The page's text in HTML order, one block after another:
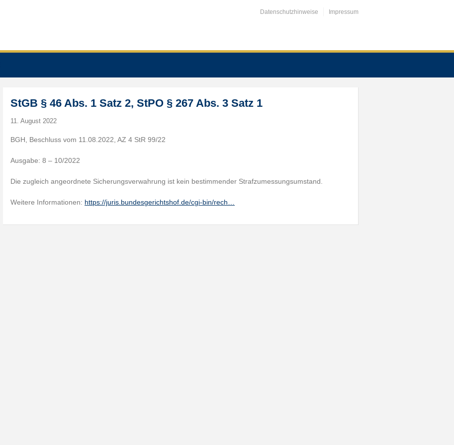
Datenschutzhinweise Impressum
StGB § 46 Abs. 1 Satz 2, StPO § 267 Abs. 3 Satz 1
11. August 2022
BGH, Beschluss vom 11.08.2022, AZ 4 StR 99/22
Ausgabe: 8 – 10/2022
Die zugleich angeordnete Sicherungsverwahrung ist kein bestimmender Strafzumessungsumstand.
Weitere Informationen: https://juris.bundesgerichtshof.de/cgi-bin/rech…